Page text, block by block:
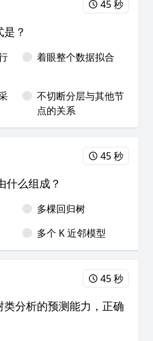
45 秒
？
着眼整个数据拟合
不切断分层与其他节
点的关系
45 秒
什么组成？
多棵回归树
多个 K 近邻模型
45 秒
分析的预测能力，正确